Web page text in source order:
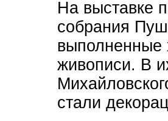
На выставке
собрания
выполненные
живописи. В
стали